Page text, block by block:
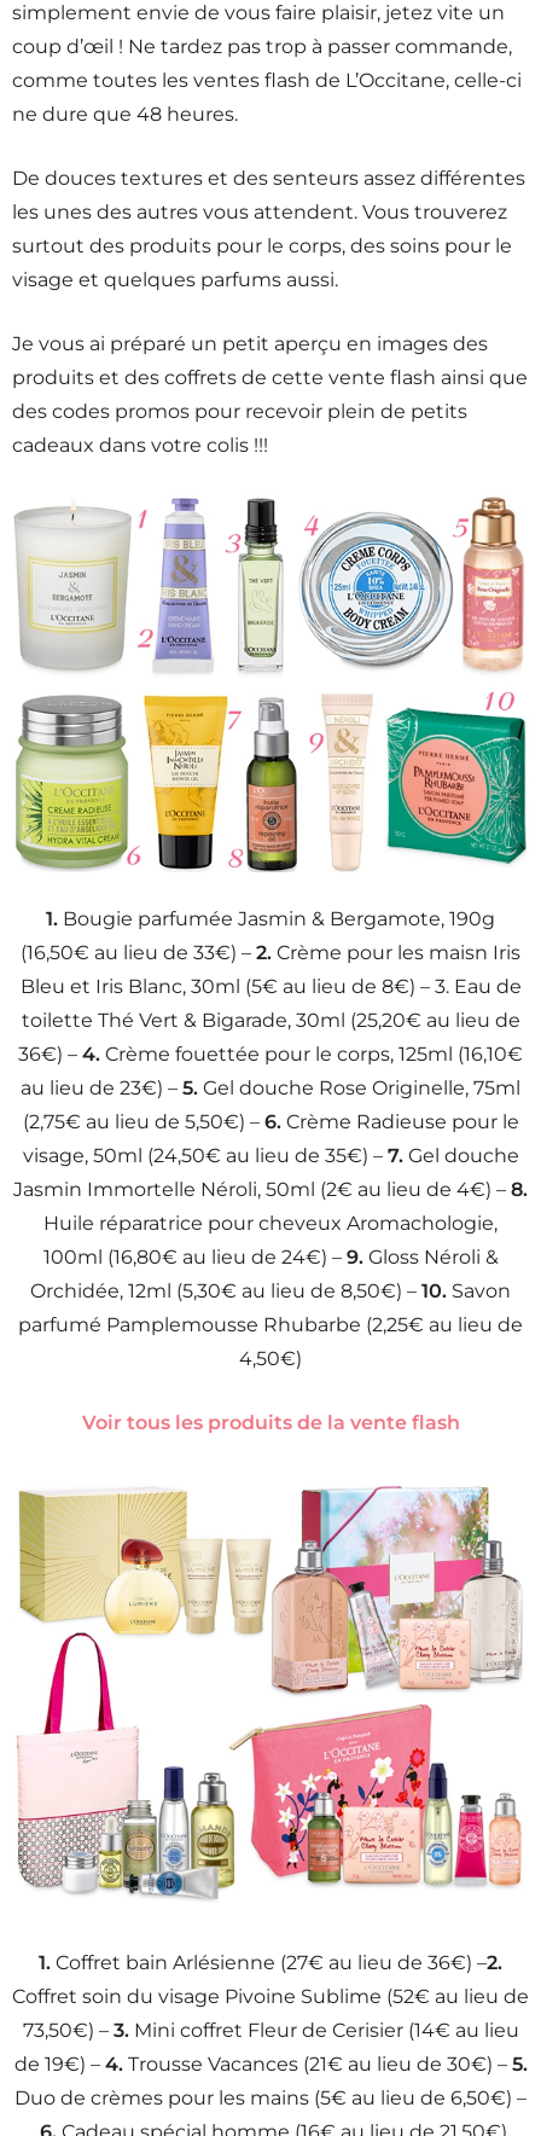
simplement envie de vous faire plaisir, jetez vite un
coup d’œil ! Ne tardez pas trop à passer commande,
comme toutes les ventes flash de L’Occitane, celle-ci
ne dure que 48 heures.
De douces textures et des senteurs assez différentes
les unes des autres vous attendent. Vous trouverez
surtout des produits pour le corps, des soins pour le
visage et quelques parfums aussi.
Je vous ai préparé un petit aperçu en images des
produits et des coffrets de cette vente flash ainsi que
des codes promos pour recevoir plein de petits
cadeaux dans votre colis !!!
1. Bougie parfumée Jasmin & Bergamote, 190g
(16,50€ au lieu de 33€) – 2. Crème pour les maisn Iris
Bleu et Iris Blanc, 30ml (5€ au lieu de 8€) – 3. Eau de
toilette Thé Vert & Bigarade, 30ml (25,20€ au lieu de
36€) – 4. Crème fouettée pour le corps, 125ml (16,10€
au lieu de 23€) – 5. Gel douche Rose Originelle, 75ml
(2,75€ au lieu de 5,50€) – 6.Crème Radieuse pour le
visage, 50ml (24,50€ au lieu de 35€) – 7.Gel douche
Jasmin Immortelle Néroli, 50ml (2€ au lieu de 4€) – 8.
Huile réparatrice pour cheveux Aromachologie,
100ml (16,80€ au lieu de 24€) – 9.Gloss Néroli &
Orchidée, 12ml (5,30€ au lieu de 8,50€) – 10. Savon
parfumé Pamplemousse Rhubarbe (2,25€ au lieu de
4,50€)
Voir tous les produits de la vente flash
1. Coffret bain Arlésienne (27€ au lieu de 36€) –2.
Coffret soin du visage Pivoine Sublime (52€ au lieu de
73,50€) – 3.Mini coffret Fleur de Cerisier (14€ au lieu
de 19€) – 4.Trousse Vacances (21€ au lieu de 30€) – 5.
Duo de crèmes pour les mains (5€ au lieu de 6,50€) –